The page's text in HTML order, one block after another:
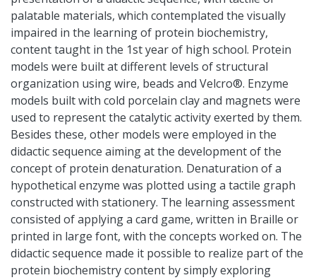
palatable materials, which contemplated the visually
impaired in the learning of protein biochemistry,
content taught in the 1st year of high school. Protein
models were built at different levels of structural
organization using wire, beads and Velcro®. Enzyme
models built with cold porcelain clay and magnets were
used to represent the catalytic activity exerted by them.
Besides these, other models were employed in the
didactic sequence aiming at the development of the
concept of protein denaturation. Denaturation of a
hypothetical enzyme was plotted using a tactile graph
constructed with stationery. The learning assessment
consisted of applying a card game, written in Braille or
printed in large font, with the concepts worked on. The
didactic sequence made it possible to realize part of the
protein biochemistry content by simply exploring